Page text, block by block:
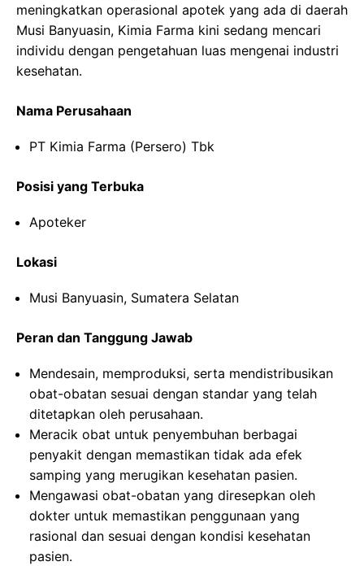
meningkatkan operasional apotek yang ada di daerah
Musi Banyuasin, Kimia Farma kini sedang mencari
individu dengan pengetahuan luas mengenai industri
kesehatan.
Nama Perusahaan
PT Kimia Farma (Persero) Tbk
Posisi yang Terbuka
Apoteker
Lokasi
Musi Banyuasin, Sumatera Selatan
Peran dan Tanggung Jawab
Mendesain, memproduksi, serta mendistribusikan
obat-obatan sesuai dengan standar yang telah
ditetapkan oleh perusahaan.
Meracik obat untuk penyembuhan berbagai
penyakit dengan memastikan tidak ada efek
samping yang merugikan kesehatan pasien.
Mengawasi obat-obatan yang diresepkan oleh
dokter untuk memastikan penggunaan yang
rasional dan sesuai dengan kondisi kesehatan
pasien.